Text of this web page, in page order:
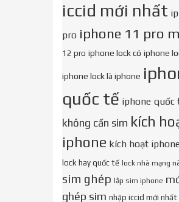
iccid mới nhất
pro iphone 11 pro
12 pro iphone lock có iphone
iphone lock là iphone
quốc tế iphone quốc
không cần sim kích
iphone kích hoạt
lock hay quốc tế lock nhà mạng
sim ghép lắp sim iphone
ghép sim nhập iccid mới nhất